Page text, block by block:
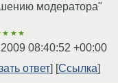
модератора"
08:40:52 +00:00
ответ
Ссылка